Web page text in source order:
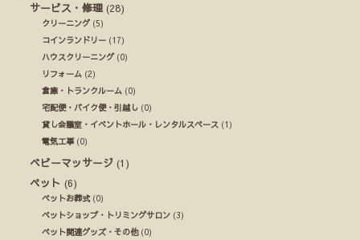
サービス・修理 (28)
クリーニング(5)
コインランドリー (17)
ハウスクリーニング(0)
リフォーム (2)
倉庫・トランクルーム (0)
宅配便・バイク便・引越し (0)
貸し会議室・イベントホール・レンタルスペース (1)
電気工事(0)
ベビーマッサージ (1)
ペット (6)
ペットお葬式(0)
ペットショップ・トリミングサロン (3)
ペット関連グッズ・その他(0)